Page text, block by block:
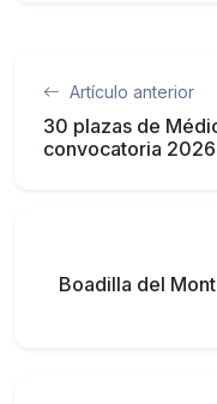
Artículo anterior
30 plazas de
convocatoria 2026
Boadilla del